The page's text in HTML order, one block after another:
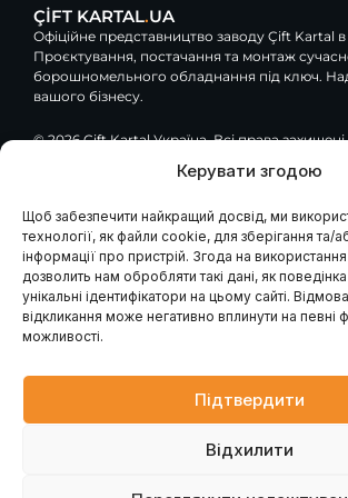
Керувати згодою
Щоб забезпечити найкращий досвід, ми
технології, як файли cookie, для зберігання та/
інформації про пристрій. Згода на
дозволить нам обробляти такі дані, як поведінка
унікальні ідентифікатори на цьому сайті.
відкликання може негативно вплинути на певні
можливості.
Підтвердити
Відхилити
ÇİFT KARTAL.UA
Офіційне представництво заводу Çift Kartal в
Проєктування, постачання та монтаж
борошномельного обладнання під ключ.
вашого бізнесу.
© 2026 Çift Kartal Україна. Всі права захищені.
c
e
b
o
o
k
-
f
u
t
u
b
e
o
g
l
e
Навігація
Каталог обладнання
Про компанію
Наші проєкти
Контакти
Головна
Клієнтам
Гарантія та
млина
Контакти
вул. Петра Лубенського, 47, м. Лубни,